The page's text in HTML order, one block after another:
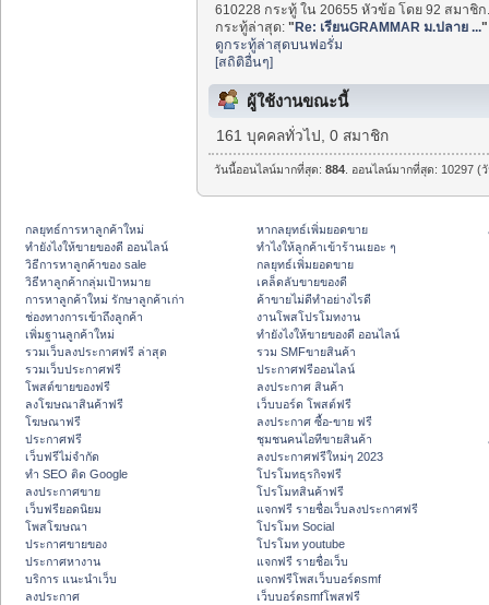
610228 กระทู้ ใน 20655 หัวข้อ โดย 92 สมาชิ
กระทู้ล่าสุด:"Re: เรียนGRAMMAR ม.ปลาย ..."
ดูกระทู้ล่าสุดบนฟอรั่ม
[สถิติอื่นๆ]
ผู้ใช้งานขณะนี้
161 บุคคลทั่วไป, 0 สมาชิก
วันนี้ออนไลน์มากที่สุด:884 . ออนไลน์มากที่สุด: 10297
กลยุทธ์การหาลูกค้าใหม่
ทํายังไงให้ขายของดี ออนไลน์
วิธีการหาลูกค้าของ sale
วิธีหาลูกค้ากลุ่มเป้าหมาย
การหาลูกค้าใหม่ รักษาลูกค้าเก่า
ช่องทางการเข้าถึงลูกค้า
เพิ่มฐานลูกค้าใหม่
รวมเว็บลงประกาศฟรี ล่าสุด
รวมเว็บประกาศฟรี
โพสต์ขายของฟรี
ลงโฆษณาสินค้าฟรี
โฆษณาฟรี
ประกาศฟรี
เว็บฟรีไม่จำกัด
ทำ SEO ติด Google
ลงประกาศขาย
เว็บฟรียอดนิยม
โพสโฆษณา
ประกาศขายของ
ประกาศหางาน
บริการ แนะนำเว็บ
ลงประกาศ
หากลยุทธ์เพิ่มยอดขาย
ทําไงให้ลูกค้าเข้าร้านเยอะ ๆ
กลยุทธ์เพิ่มยอดขาย
เคล็ดลับขายของดี
ค้าขายไม่ดีทำอย่างไรดี
งานโพสโปรโมทงาน
ทํายังไงให้ขายของดี ออนไลน์
รวม SMFขายสินค้า
ประกาศฟรีออนไลน์
ลงประกาศ สินค้า
เว็บบอร์ด โพสต์ฟรี
ลงประกาศ ซื้อ-ขาย ฟรี
ชุมชนคนไอทีขายสินค้า
ลงประกาศฟรีใหม่ๆ 2023
โปรโมทธุรกิจฟรี
โปรโมทสินค้าฟรี
แจกฟรี รายชื่อเว็บลงประกาศฟรี
โปรโมท Social
โปรโมท youtube
แจกฟรี รายชื่อเว็บ
แจกฟรีโพสเว็บบอร์ดsmf
เว็บบอร์ดsmfโพสฟรี